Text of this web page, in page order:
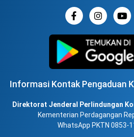
Informasi Kontak Pengaduan
Direktorat Jenderal Perlindungan
Kementerian Perdagangan
WhatsApp PKTN 0853-